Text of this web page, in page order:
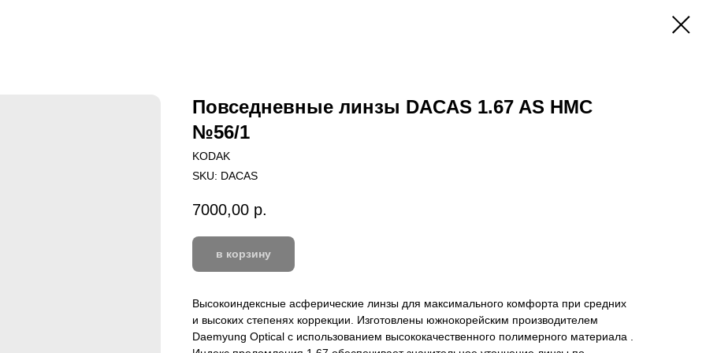
Повседневные линзы DACAS 1.67 AS HMC
№56/1
KODAK
SKU: DACAS
7000,00 р.
в корзину
Высокоиндексные асферические линзы для максимального комфорта при средних
и высоких степенях коррекции. Изготовлены южнокорейским производителем
Daemyung Optical с использованием высококачественного полимерного материала .